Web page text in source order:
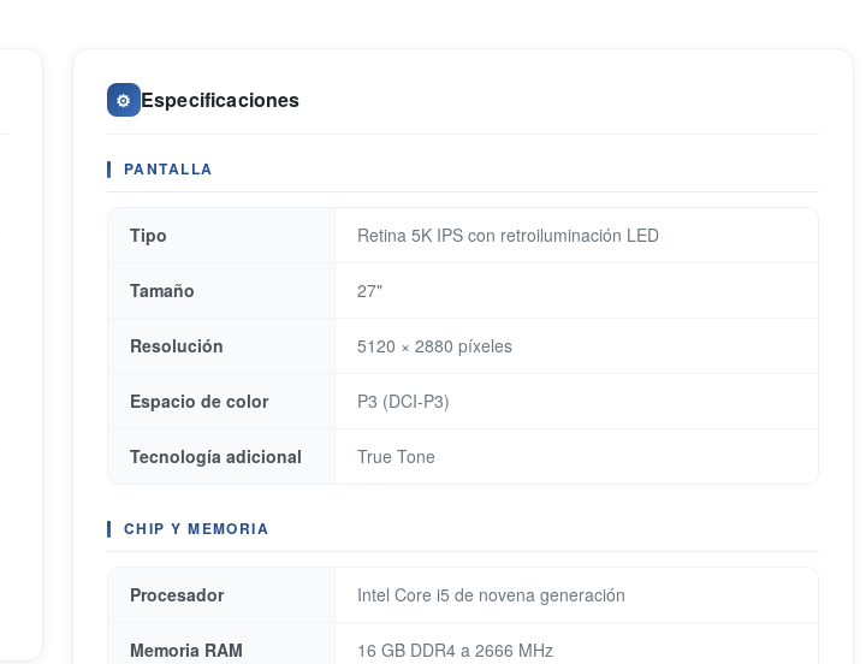
⚙️ Especificaciones
PANTALLA
Tipo Retina 5K IPS con retroiluminación LED
Tamaño 27"
Resolución 5120 × 2880 píxeles
Espacio de color P3 (DCI-P3)
Tecnología adicional True Tone
CHIP Y MEMORIA
Procesador Intel Core i5 de novena generación
Memoria RAM 16 GB DDR4 a 2666 MHz